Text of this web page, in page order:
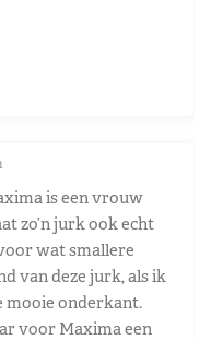
is een vrouw
zo’n jurk ook echt
wat smallere
van deze jurk, als ik
mooie onderkant.
voor Maxima een